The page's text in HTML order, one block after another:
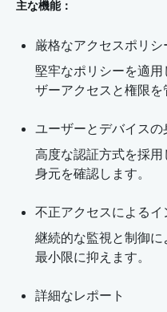
主な機能：
厳格なアクセスポリシ
堅牢なポリシーを適
ザーアクセスと権限を
ユーザーとデバイス
高度な認証方式を採
身元を確認します。
不正アクセスによる
継続的な監視と制御
最小限に抑えます。
詳細なレポート